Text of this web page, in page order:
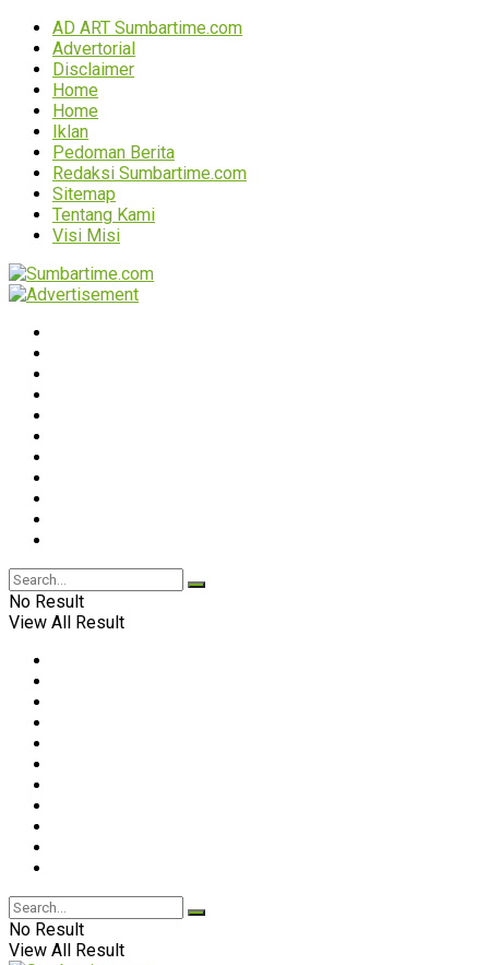
AD ART Sumbartime.com
Advertorial
Disclaimer
Home
Home
Iklan
Pedoman Berita
Redaksi Sumbartime.com
Sitemap
Tentang Kami
Visi Misi
No Result
View All Result
No Result
View All Result